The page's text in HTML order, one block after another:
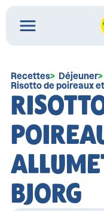
Recettes
Déjeuner
Risotto de poireaux
BJORG